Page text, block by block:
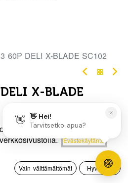
Lisää ostoskoriin
0
Toivelista Tili
60P DELI X-BLADE SC102
X-BLADE
sinulle paremman
Evästekäytäntö
Vain välttämättömät Hyväksyn